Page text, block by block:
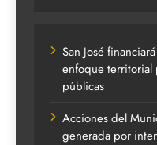
San José
enfoque territorial
públicas
Acciones del
generada por